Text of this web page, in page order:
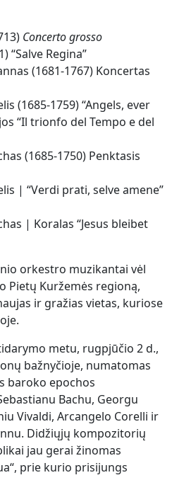
Concerto grosso
“Salve Regina”
(1681-1767) Koncertas
(1685-1759) “Angels, ever
“Il trionfo del Tempo e del
(1685-1750) Penktasis
| “Verdi prati, selve amene”
| Koralas “Jesus bleibet
orkestro muzikantai vėl
Pietų Kuržemės regioną,
ir gražias vietas, kuriose
metu, rugpjūčio 2 d.,
bažnyčioje, numatomas
baroko epochos
Bachu, Georgu
Vivaldi, Arcangelo Corelli ir
Didžiųjų kompozitorių
jau gerai žinomas
prie kurio prisijungs